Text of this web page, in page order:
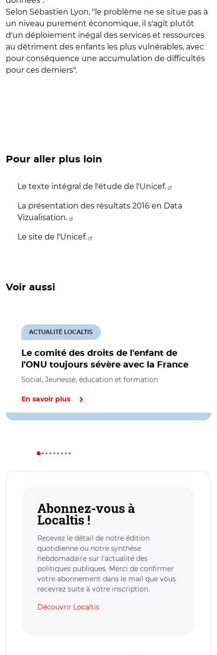
Selon Sébastien Lyon, "le problème ne se situe pas à
un niveau purement économique, il s'agit plutôt
d'un déploiement inégal des services et ressources
au détriment des enfants les plus vulnérables, avec
pour conséquence une accumulation de difficultés
pour ces derniers".
Pour aller plus loin
Le texte intégral de l'étude de l'Unicef.
La présentation des résultats 2016 en Data
Vizualisation.
Le site de l'Unicef.
Voir aussi
Le comité des droits de l'enfant de
l'ONU toujours sévère avec la France
ACTUALITÉ LOCALTIS
Social, Jeunesse, éducation et formation
En savoir plus
Abonnez-vous à
Localtis !
Recevez le détail de notre édition
quotidienne ou notre synthèse
hebdomadaire sur l’actualité des
politiques publiques. Merci de confirmer
votre abonnement dans le mail que vous
recevrez suite à votre inscription.
Découvrir Localtis